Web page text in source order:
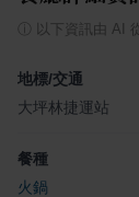
ⓘ 以下資訊由 AI
地標/交通
大坪林捷運站
餐種
火鍋